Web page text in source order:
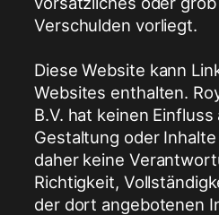
Verschulden vorliegt.
Diese Website kann
Websites enthalten.
B.V. hat keinen
Gestaltung oder
daher keine
Richtigkeit,
der dort angebotenen